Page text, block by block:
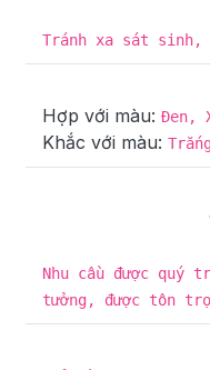
Tránh xa sát
Hợp với màu: Đen,
Khắc với màu:
Nhu cầu được quý
tưởng, được tôn